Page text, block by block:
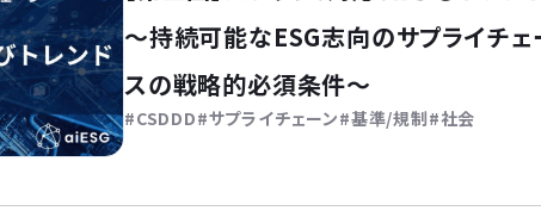
〜持続可能なESG志向のサプライチェ
スの戦略的必須条件〜
CSDDD サプライチェーン 基準/規制 社会